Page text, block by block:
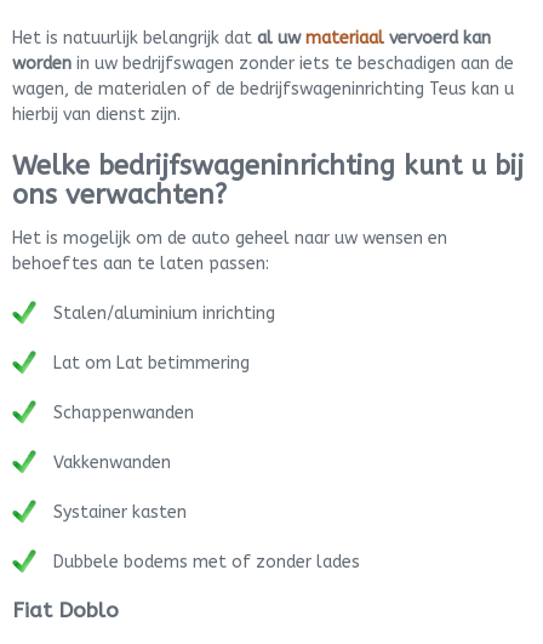
Het is natuurlijk belangrijk dat al uwmateriaal vervoerd kan
worden in uw bedrijfswagen zonder iets te beschadigen aan de
wagen, de materialen of de bedrijfswageninrichting Teus kan u
hierbij van dienst zijn.
Welke bedrijfswageninrichting kunt u bij
ons verwachten?
Het is mogelijk om de auto geheel naar uw wensen en
behoeftes aan te laten passen:
Stalen/aluminium inrichting
Lat om Lat betimmering
Schappenwanden
Vakkenwanden
Systainer kasten
Dubbele bodems met of zonder lades
Fiat Doblo